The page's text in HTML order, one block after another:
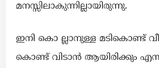
മനസ്സിലാകുന്നില്ലായിരുന്നു.
ഇനി കൊ ല്ലാനുള്ള മടികൊണ്ട്
കൊണ്ട് വിടാൻ ആയിരിക്കും